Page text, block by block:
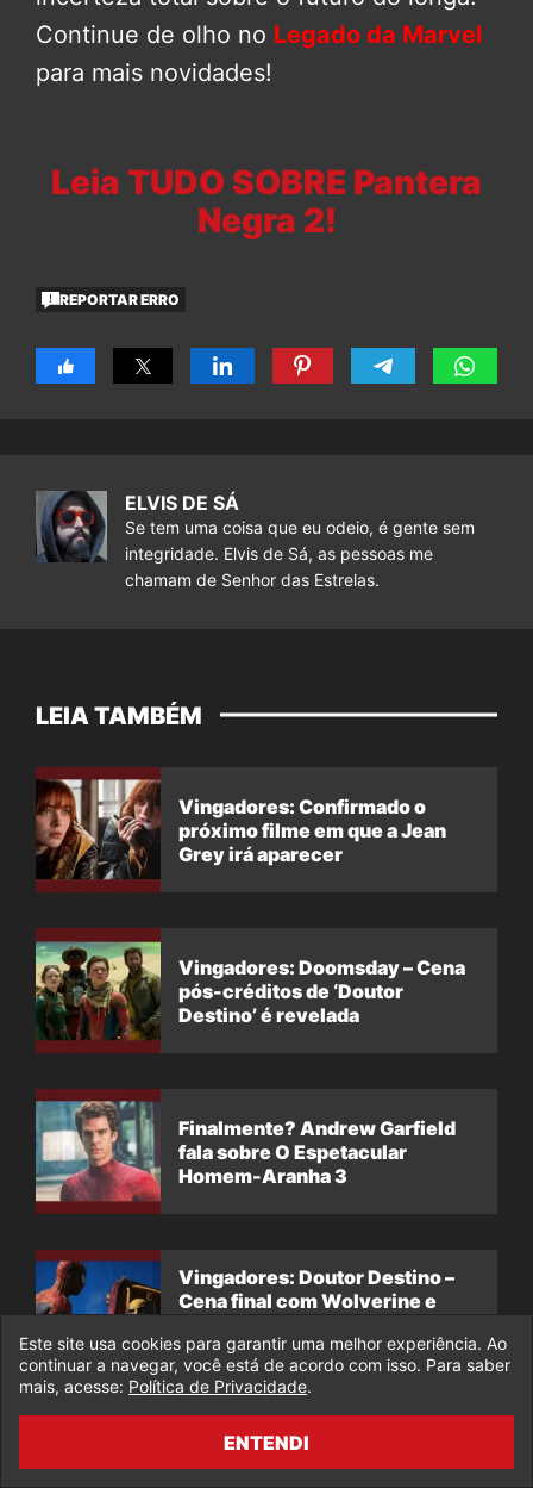
Continue de olho no Legado da Marvel
para mais novidades!
Leia TUDO SOBRE Pantera
Negra 2!
REPORTAR ERRO
ELVIS DE SÁ
Se tem uma coisa que eu odeio, é gente sem
integridade. Elvis de Sá, as pessoas me
chamam de Senhor das Estrelas.
LEIA TAMBÉM
Vingadores: Confirmado o
próximo filme em que a Jean
Grey irá aparecer
Vingadores: Doomsday – Cena
pós-créditos de ‘Doutor
Destino’ é revelada
Finalmente? Andrew Garfield
fala sobre O Espetacular
Homem-Aranha 3
Vingadores: Doutor Destino –
Cena final com Wolverine e
vaza nas redes
COMENTÁRIOS FECHADOS
Este site usa cookies para garantir uma melhor experiência. Ao
continuar a navegar, você está de acordo com isso. Para saber
mais, acesse: Política de Privacidade.
ENTENDI